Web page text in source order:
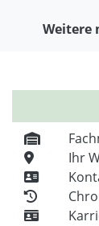
Weitere
Ihr